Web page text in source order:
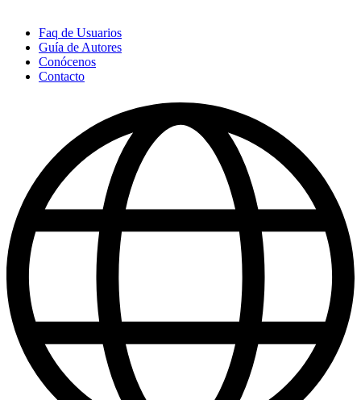
Faq de Usuarios
Guía de Autores
Conócenos
Contacto